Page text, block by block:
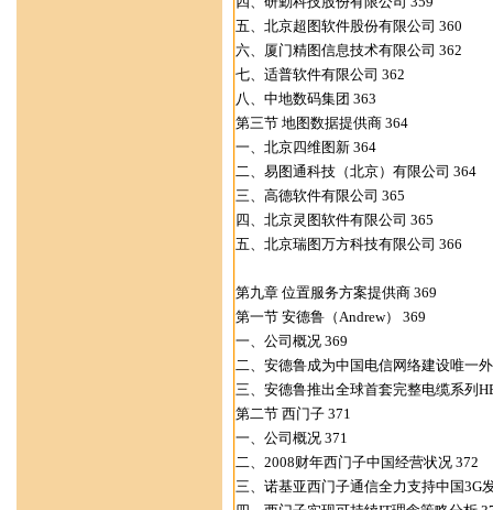
五、北京超图软件股份有限公司 360
六、厦门精图信息技术有限公司 362
七、适普软件有限公司 362
八、中地数码集团 363
第三节 地图数据提供商 364
一、北京四维图新 364
二、易图通科技（北京）有限公司 364
三、高德软件有限公司 365
四、北京灵图软件有限公司 365
五、北京瑞图万方科技有限公司 366
第九章 位置服务方案提供商 369
第一节 安德鲁（Andrew） 369
一、公司概况 369
二、安德鲁成为中国电信网络建设唯一
三、安德鲁推出全球首套完整电缆系列
第二节 西门子 371
一、公司概况 371
二、2008财年西门子中国经营状况 372
三、诺基亚西门子通信全力支持中国3G